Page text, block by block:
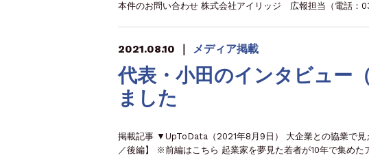
本件のお問い合わせ 株式会社アイリッジ 広報担当（電話：
2021.08.10 ｜ メディア掲載
代表・小田のインタビュー
ました
掲載記事 ▼UpToData（2021年8月9日） 大企業との協業で
／後編】 ※前編はこちら 起業家を夢見た若者が10年で集め